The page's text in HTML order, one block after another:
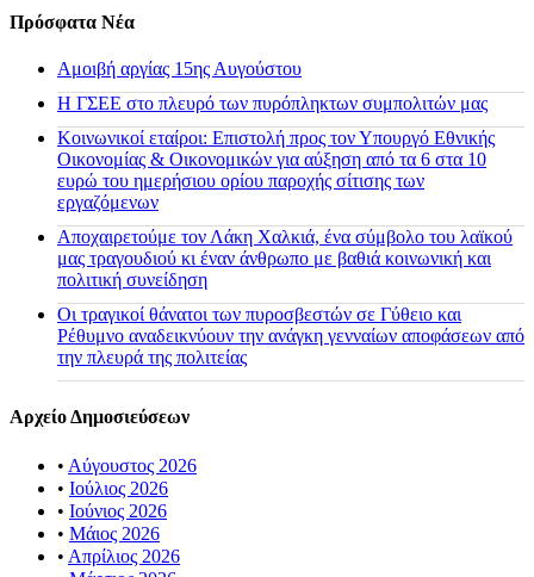
Πρόσφατα Νέα
Αμοιβή αργίας 15ης Αυγούστου
H ΓΣΕΕ στο πλευρό των πυρόπληκτων συμπολιτών μας
Κοινωνικοί εταίροι: Επιστολή προς τον Υπουργό Εθνικής
Οικονομίας & Οικονομικών για αύξηση από τα 6 στα 10
ευρώ του ημερήσιου ορίου παροχής σίτισης των
εργαζόμενων
Αποχαιρετούμε τον Λάκη Χαλκιά, ένα σύμβολο του λαϊκού
μας τραγουδιού κι έναν άνθρωπο με βαθιά κοινωνική και
πολιτική συνείδηση
Οι τραγικοί θάνατοι των πυροσβεστών σε Γύθειο και
Ρέθυμνο αναδεικνύουν την ανάγκη γενναίων αποφάσεων από
την πλευρά της πολιτείας
Αρχείο Δημοσιεύσεων
• Αύγουστος 2026
• Ιούλιος 2026
• Ιούνιος 2026
• Μάιος 2026
• Απρίλιος 2026